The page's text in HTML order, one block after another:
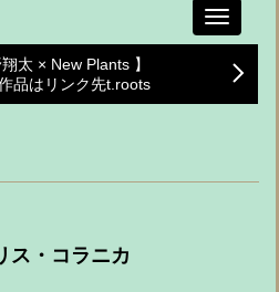
Toggle
翔太 × New Plants 】
品はリンク先t.roots
ス・コラニカ